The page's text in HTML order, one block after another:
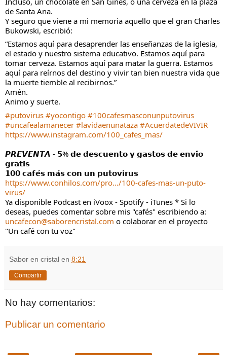
de Santa Ana.
Y seguro que viene a mi memoria aquello que el gran Charles
Bukowski, escribió:
“Estamos aquí para desaprender las enseñanzas de la iglesia,
el estado y nuestro sistema educativo. Estamos aquí para
tomar cerveza. Estamos aquí para matar la guerra. Estamos
aquí para reírnos del destino y vivir tan bien nuestra vida que
la muerte tiemble al recibirnos.”
Amén.
Animo y suerte.
#putovirus #yocontigo #100cafesmasconunputovirus
#uncafealamanecer #lavidaenunataza #AcuerdatedeVIVIR
https://www.instagram.com/100_cafes_mas/
𝙋𝙍𝙀𝙑𝙀𝙉𝙏𝘼 - 𝟱% 𝗱𝗲 𝗱𝗲𝘀𝗰𝘂𝗲𝗻𝘁𝗼 𝘆 𝗴𝗮𝘀𝘁𝗼𝘀 𝗱𝗲 𝗲𝗻𝘃𝗶́𝗼
𝗴𝗿𝗮𝘁𝗶𝘀
𝟭𝟬𝟬 𝗰𝗮𝗳𝗲́𝘀 𝗺𝗮́𝘀 𝗰𝗼𝗻 𝘂𝗻 𝗽𝘂𝘁𝗼𝘃𝗶𝗿𝘂𝘀
https://www.conhilos.com/pro.../100-cafes-mas-un-puto-
virus/
Ya disponible Podcast en iVoox - Spotify - iTunes * Si lo
uncafecon@saborencristal.com o colaborar en el proyecto
"Un café con tu voz"
Sabor en cristal en 8:21
Compartir
No hay comentarios:
Publicar un comentario